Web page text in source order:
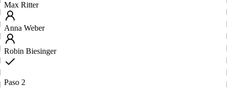
Max Ritter
Anna Weber
Robin Biesinger
Paso 2